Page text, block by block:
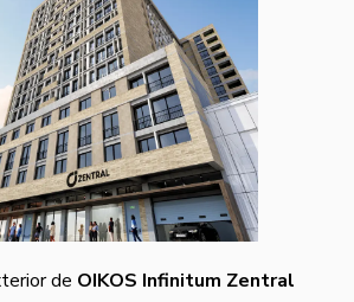
de OIKOS Infinitum Zentral